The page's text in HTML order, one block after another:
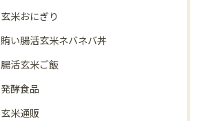
玄米おにぎり
賄い腸活玄米ネバネバ丼
腸活玄米ご飯
発酵食品
玄米通販